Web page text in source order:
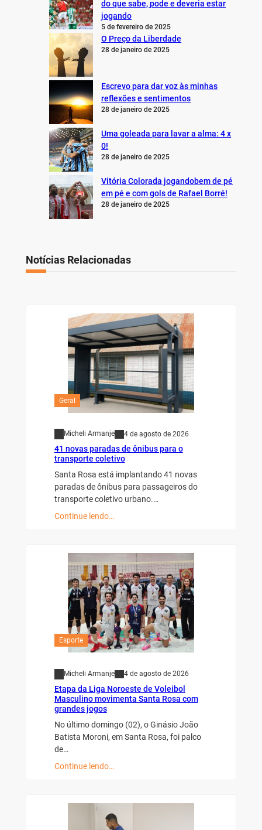
do que sabe, pode e deveria estar
jogando
5 de fevereiro de 2025
O Preço da Liberdade
28 de janeiro de 2025
Escrevo para dar voz às minhas
reflexões e sentimentos
28 de janeiro de 2025
Uma goleada para lavar a alma: 4 x
0!
28 de janeiro de 2025
Vitória Colorada jogandobem de pé
em pé e com gols de Rafael Borré!
28 de janeiro de 2025
Notícias Relacionadas
Geral
Micheli Armanje 4 de agosto de 2026
41 novas paradas de ônibus para o
transporte coletivo
Santa Rosa está implantando 41 novas
paradas de ônibus para passageiros do
transporte coletivo urbano.…
Continue lendo…
Esporte
Micheli Armanje 4 de agosto de 2026
Etapa da Liga Noroeste de Voleibol
Masculino movimenta Santa Rosa com
grandes jogos
No último domingo (02), o Ginásio João
Batista Moroni, em Santa Rosa, foi palco
de…
Continue lendo…